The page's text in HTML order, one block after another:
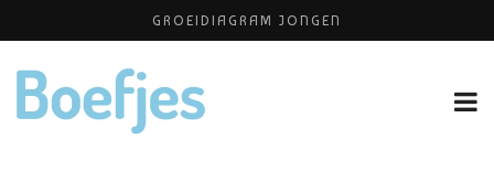
GROEIDIAGRAM JONGEN
ONTZWANGEREN